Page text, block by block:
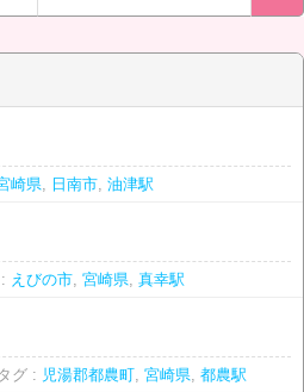
崎県, 日南市, 油津駅
えびの市, 宮崎県, 真幸駅
グ : 児湯郡都農町 , 宮崎県, 都農駅